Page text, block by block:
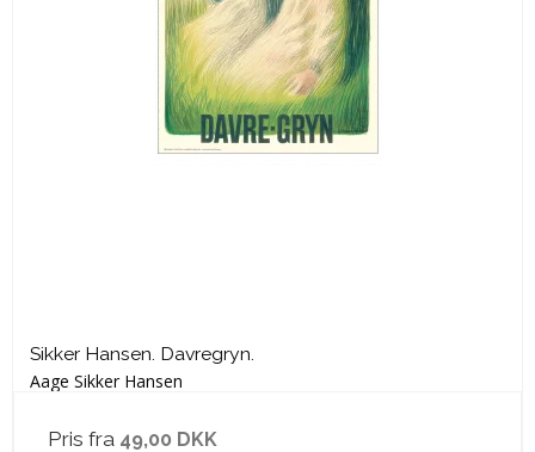
Sikker Hansen. Davregryn.
Aage Sikker Hansen
Pris fra 49,00 DKK